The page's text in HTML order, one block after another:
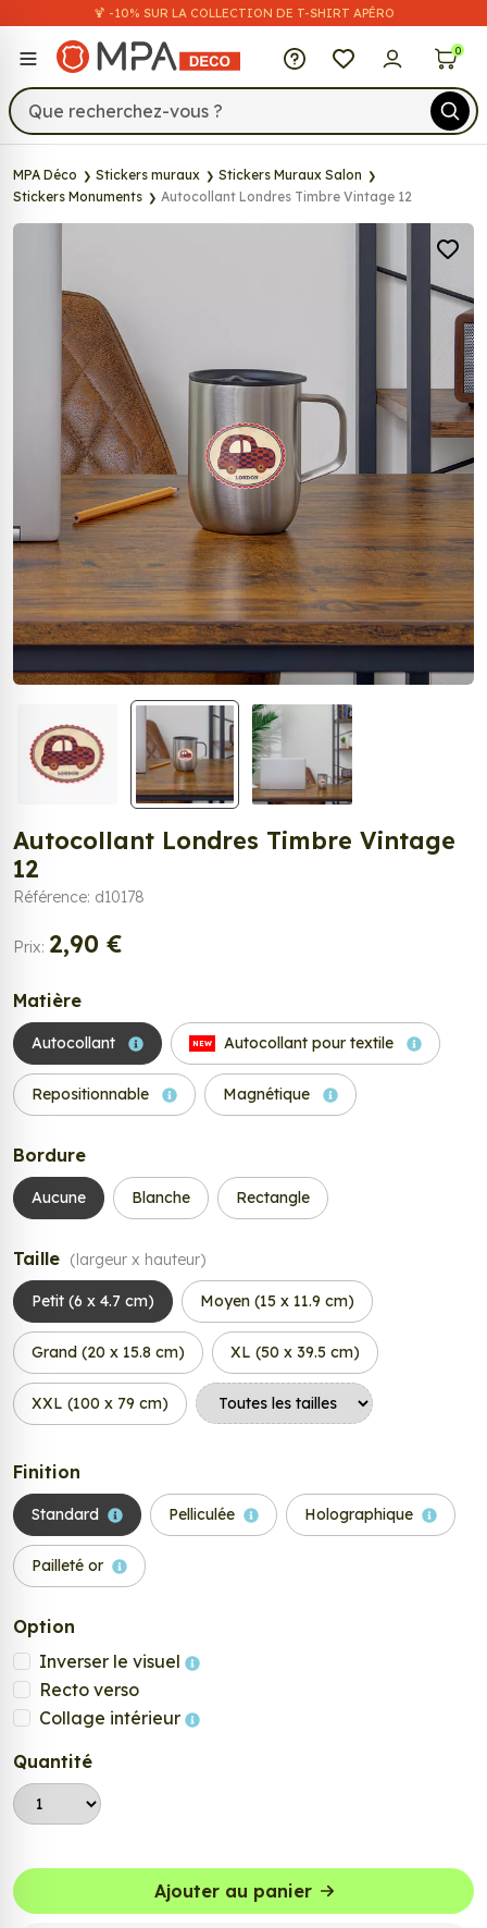
🍹 -10% SUR LA COLLECTION DE T-SHIRT APÉRO
MPA Déco 0
MPA Déco Stickers muraux
Stickers Muraux Salon
Stickers Monuments
Autocollant Londres Timbre Vintage 12
Autocollant Londres Timbre Vintage
12
Référence: d10178
Prix: 2,90 €
Matière
Autocollant NEW Autocollant pour textile
Repositionnable Magnétique
Bordure
Aucune Blanche Rectangle
Taille (largeur x hauteur)
Petit (6 x 4.7 cm) Moyen (15 x 11.9 cm)
Grand (20 x 15.8 cm) XL (50 x 39.5 cm)
XXL (100 x 79 cm)
Finition
Standard Pelliculée Holographique
Pailleté or
Option
Inverser le visuel
Recto verso
Collage intérieur
Quantité
Ajouter au panier